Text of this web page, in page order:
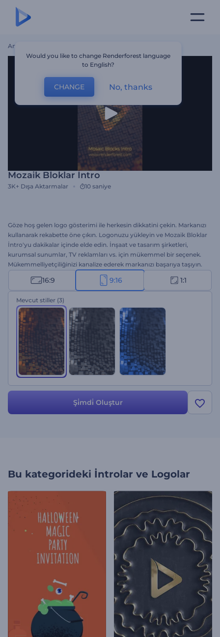
Ana Sayfa
Mozaik Bloklar İntro
3K+ Dışa Aktarmalar 10 saniye
Göze hoş gelen logo gösterimi ile herkesin dikkatini çekin. Markanızı
kullanarak rekabette öne çıkın. Logonuzu yükleyin ve Mozaik Bloklar
İntro'yu dakikalar içinde elde edin. İnşaat ve tasarım şirketleri,
kurumsal sunumlar, TV reklamları vs. için mükemmel bir seçenek.
Mükemmelliyetçiliğinizi kanalize ederek markanızı başarıya taşıyın.
16:9 9:16 1:1
Mevcut stiller (3)
Şi̇mdi̇ Oluştur
Bu kategorideki İntrolar ve Logolar
Would you like to change Renderforest language
to English?
CHANGE No, thanks